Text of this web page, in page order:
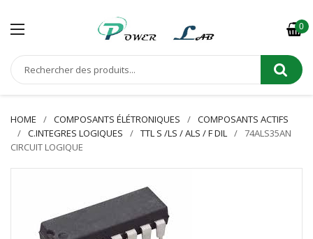
0
HOME COMPOSANTS ÉLÉTRONIQUES
COMPOSANTS ACTIFS
C.INTEGRES LOGIQUES
TTL S /LS / ALS / F DIL
74ALS35AN
CIRCUIT LOGIQUE